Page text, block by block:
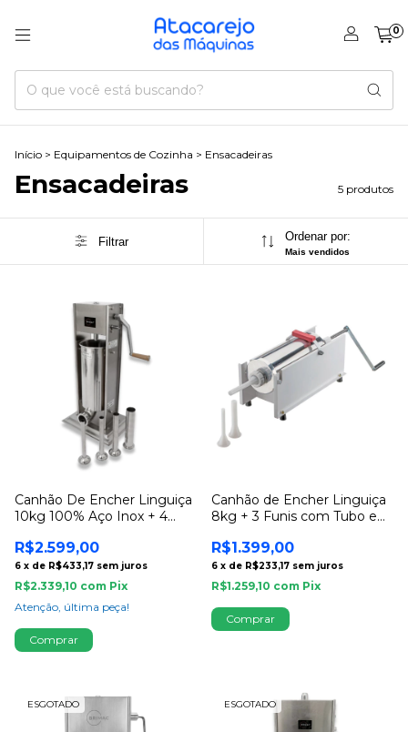
0
Início > Equipamentos de Cozinha > Ensacadeiras
Ensacadeiras 5 produtos
Filtrar Ordenar por:
Mais vendidos
Canhão De Encher Linguiça
10kg 100% Aço Inox + 4
R$2.599,00
6 x de R$433,17 sem juros
R$2.339,10 com Pix
Atenção, última peça!
Canhão de Encher Linguiça
8kg + 3 Funis com Tubo em
R$1.399,00
6 x de R$233,17 sem juros
R$1.259,10 com Pix
ESGOTADO ESGOTADO